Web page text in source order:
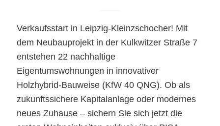
Verkaufsstart in Leipzig-Kleinzschocher! Mit
dem Neubauprojekt in der Kulkwitzer Straße 7
entstehen 22 nachhaltige
Eigentumswohnungen in innovativer
Holzhybrid-Bauweise (KfW 40 QNG). Ob als
zukunftssichere Kapitalanlage oder modernes
neues Zuhause – sichern Sie sich jetzt die